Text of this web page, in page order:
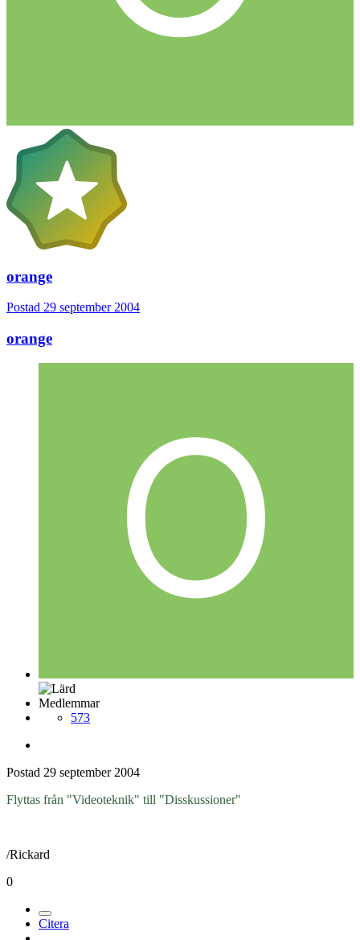
orange
Postad 29 september 2004
orange
Medlemmar
573
Postad 29 september 2004
Flyttas från "Videoteknik" till "Disskussioner"
/Rickard
0
Citera